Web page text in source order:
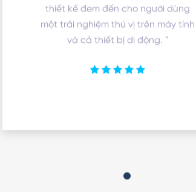
thiết kế đem đến cho người dùng
một trải nghiệm thú vị trên máy tính
và cả thiết bị di động. "